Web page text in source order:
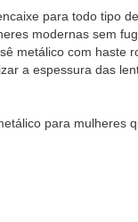
para todo tipo
modernas sem
metálico com haste
a espessura das
para mulheres